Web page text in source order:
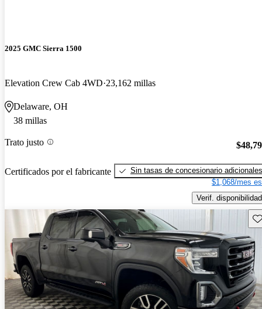
2025 GMC Sierra 1500
Elevation Crew Cab 4WD 23,162 millas
Delaware, OH
38 millas
Trato justo
Certificados por el fabricante
Sin tasas de concesionario adicionales
$1,068/mes
Verif. disponibilidad